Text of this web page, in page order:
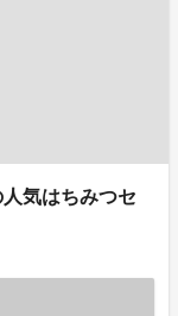
気はちみつセ